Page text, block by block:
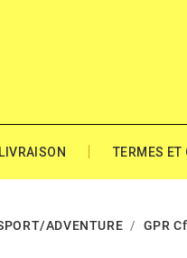
LIVRAISON TERMES ET
ADVENTURE
GPR